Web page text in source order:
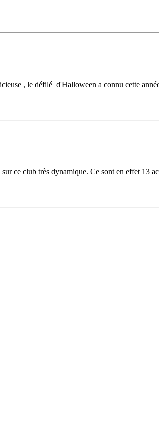
, le défilé d'Halloween a connu cette
ce club très dynamique. Ce sont en effet 13